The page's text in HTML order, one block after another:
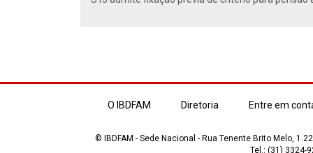
O IBDFAM Diretoria Entre em
© IBDFAM - Sede Nacional - Rua Tenente Brito Melo,
Tel.: (31) 3324-